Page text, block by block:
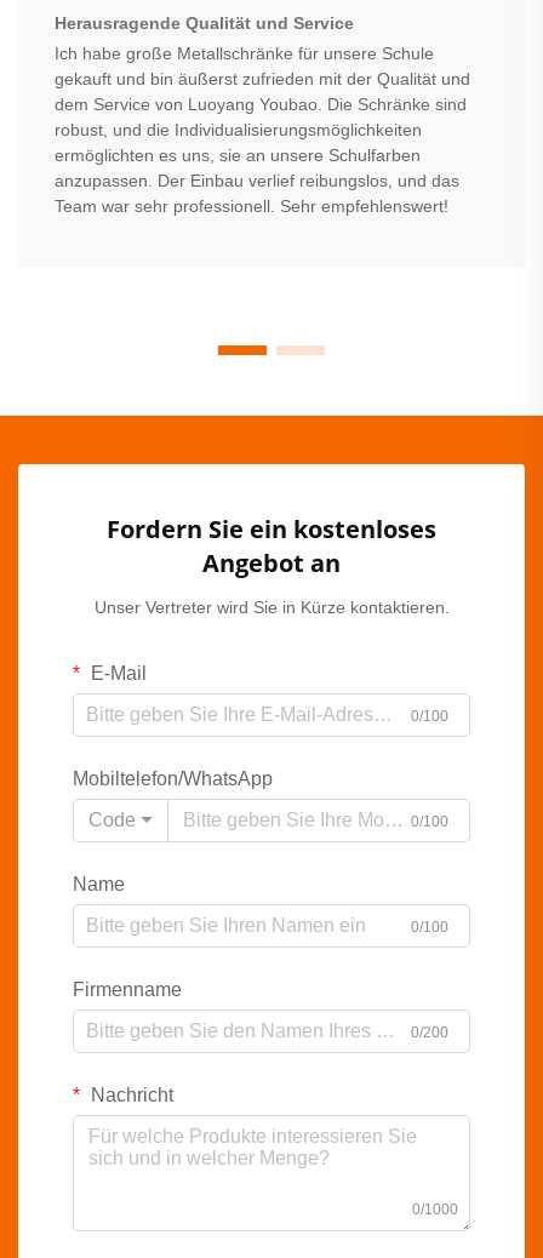
Herausragende Qualität und Service
Ich habe große Metallschränke für unsere Schule
gekauft und bin äußerst zufrieden mit der Qualität und
dem Service von Luoyang Youbao. Die Schränke sind
robust, und die Individualisierungsmöglichkeiten
ermöglichten es uns, sie an unsere Schulfarben
anzupassen. Der Einbau verlief reibungslos, und das
Team war sehr professionell. Sehr empfehlenswert!
Fordern Sie ein kostenloses
Angebot an
Unser Vertreter wird Sie in Kürze kontaktieren.
E-Mail
0/100
Mobiltelefon/WhatsApp
Code
0/100
Name
0/100
Firmenname
0/200
Nachricht
0/1000